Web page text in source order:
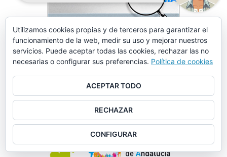
Utilizamos cookies propias y de terceros para garantizar el
funcionamiento de la web, medir su uso y mejorar nuestros
servicios. Puede aceptar todas las cookies, rechazar las no
necesarias o configurar sus preferencias. Política de cookies
ACEPTAR TODO
RECHAZAR
CONFIGURAR